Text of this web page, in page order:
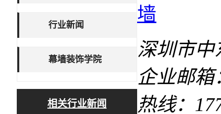
行业新闻
幕墙装饰学院
相关行业新闻
深圳市中
企业邮箱
热线：